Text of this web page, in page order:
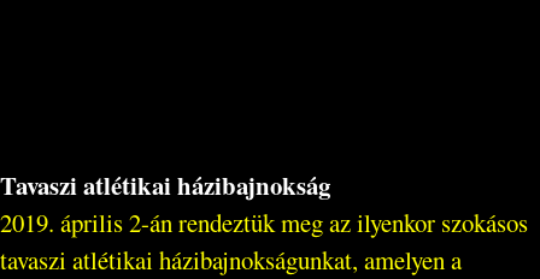
Tavaszi atlétikai házibajnokság
2019. április 2-án rendeztük meg az ilyenkor szokásos
tavaszi atlétikai házibajnokságunkat, amelyen a